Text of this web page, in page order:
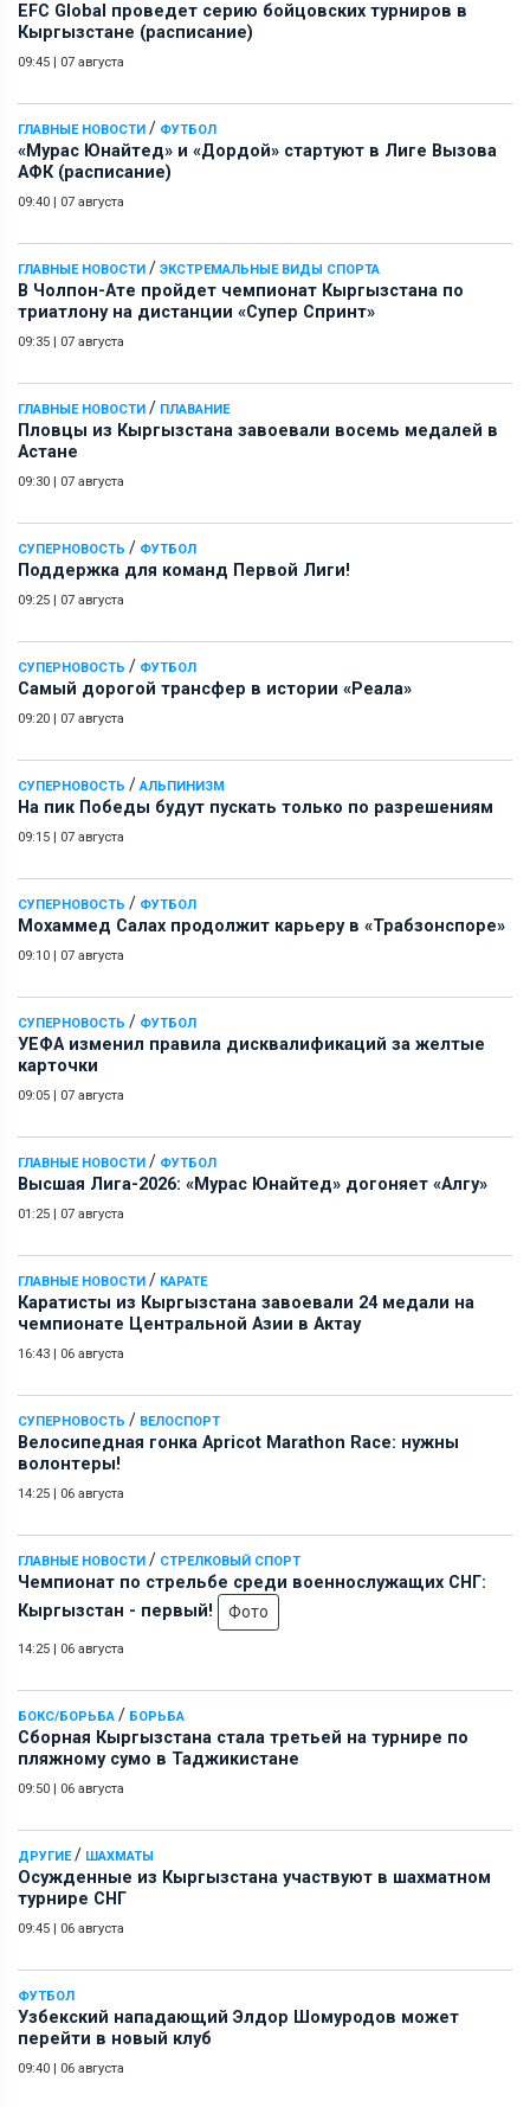
EFC Global проведет серию бойцовских турниров в
Кыргызстане (расписание)
09:45 07 августа
ГЛАВНЫЕ НОВОСТИ / ФУТБОЛ
«Мурас Юнайтед» и «Дордой» стартуют в Лиге Вызова
АФК (расписание)
09:40 07 августа
ГЛАВНЫЕ НОВОСТИ / ЭКСТРЕМАЛЬНЫЕ ВИДЫ СПОРТА
В Чолпон-Ате пройдет чемпионат Кыргызстана по
триатлону на дистанции «Супер Спринт»
09:35 07 августа
ГЛАВНЫЕ НОВОСТИ / ПЛАВАНИЕ
Пловцы из Кыргызстана завоевали восемь медалей в
Астане
09:30 07 августа
СУПЕРНОВОСТЬ / ФУТБОЛ
Поддержка для команд Первой Лиги!
09:25 07 августа
СУПЕРНОВОСТЬ / ФУТБОЛ
Самый дорогой трансфер в истории «Реала»
09:20 07 августа
СУПЕРНОВОСТЬ /АЛЬПИНИЗМ
На пик Победы будут пускать только по разрешениям
09:15 07 августа
СУПЕРНОВОСТЬ / ФУТБОЛ
Мохаммед Салах продолжит карьеру в «Трабзонспоре»
09:10 07 августа
СУПЕРНОВОСТЬ / ФУТБОЛ
УЕФА изменил правила дисквалификаций за желтые
карточки
09:05 07 августа
ГЛАВНЫЕ НОВОСТИ / ФУТБОЛ
Высшая Лига-2026: «Мурас Юнайтед» догоняет «Алгу»
01:25 07 августа
ГЛАВНЫЕ НОВОСТИ / КАРАТЕ
Каратисты из Кыргызстана завоевали 24 медали на
чемпионате Центральной Азии в Актау
16:43 06 августа
СУПЕРНОВОСТЬ / ВЕЛОСПОРТ
Велосипедная гонка Apricot Marathon Race: нужны
волонтеры!
14:25 06 августа
ГЛАВНЫЕ НОВОСТИ / СТРЕЛКОВЫЙ СПОРТ
Чемпионат по стрельбе среди военнослужащих СНГ:
Кыргызстан - первый!
Фото
14:25 06 августа
БОКС/БОРЬБА / БОРЬБА
Сборная Кыргызстана стала третьей на турнире по
пляжному сумо в Таджикистане
09:50 06 августа
ДРУГИЕ/ ШАХМАТЫ
Осужденные из Кыргызстана участвуют в шахматном
турнире СНГ
09:45 06 августа
ФУТБОЛ
Узбекский нападающий Элдор Шомуродов может
перейти в новый клуб
09:40 06 августа